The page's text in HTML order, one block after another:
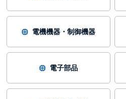
電機機器・制御機器
電子部品